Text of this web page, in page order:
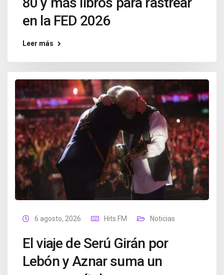
en la FED 2026
Leer más
6 agosto, 2026 Hits FM Noticias
El viaje de Serú Girán por
Lebón y Aznar suma un